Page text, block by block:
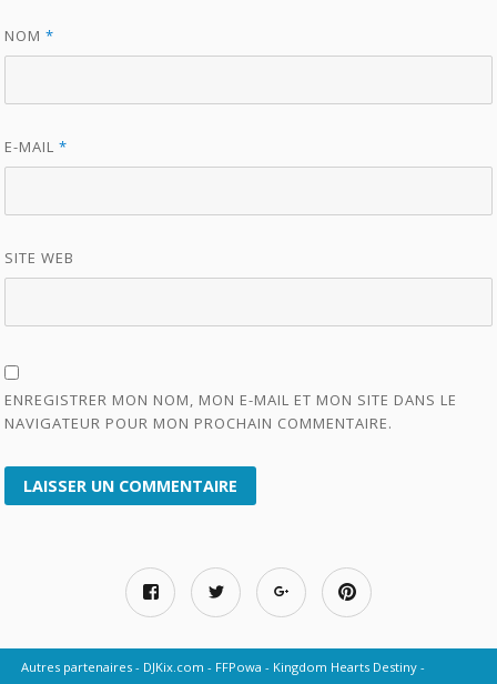
NOM*
E-MAIL*
SITE WEB
ENREGISTRER MON NOM, MON E-MAIL ET MON SITE DANS LE
NAVIGATEUR POUR MON PROCHAIN COMMENTAIRE.
Autres partenaires DJKix.com FFPowa
Kingdom Hearts Destiny